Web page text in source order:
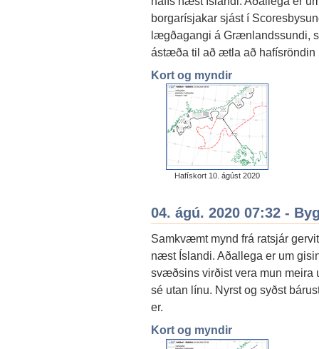
borgarísjakar sjást í
lægðagangi á Grænlandssundi,
ástæða til að ætla að hafísröndin
Kort og myndir
Hafískort 10. ágúst 2020
04. ágú. 2020 07:32 -
Samkvæmt mynd frá ratsjár
næst Íslandi. Aðallega er um
svæðsins virðist vera mun meira
sé utan línu. Nyrst og syðst
er.
Kort og myndir